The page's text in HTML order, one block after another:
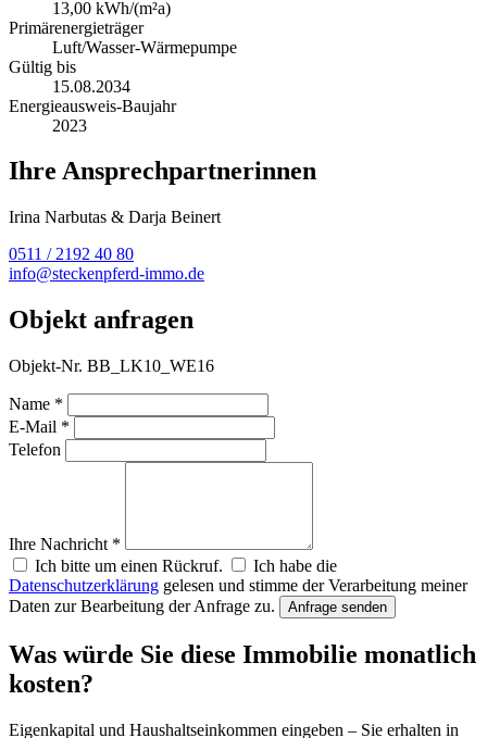
13,00 kWh/(m²a)
Primärenergieträger
Luft/Wasser-Wärmepumpe
Gültig bis
15.08.2034
Energieausweis-Baujahr
2023
Ihre Ansprechpartnerinnen
Irina Narbutas & Darja Beinert
0511 / 2192 40 80
info@steckenpferd-immo.de
Objekt anfragen
Objekt-Nr. BB_LK10_WE16
Name *
E-Mail *
Telefon
Ihre Nachricht *
Ich bitte um einen Rückruf.
Ich habe die
Datenschutzerklärung gelesen und stimme der Verarbeitung meiner
Daten zur Bearbeitung der Anfrage zu.
Anfrage senden
Was würde Sie diese Immobilie monatlich
kosten?
Eigenkapital und Haushaltseinkommen eingeben – Sie erhalten in